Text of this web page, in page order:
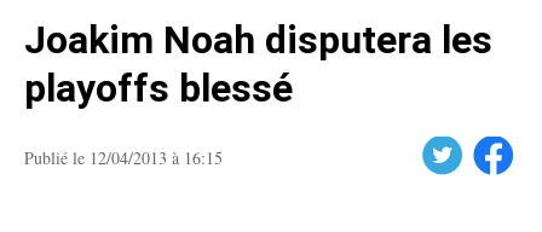
Joakim Noah disputera les
playoffs blessé
Publié le 12/04/2013 à 16:15 Facebook